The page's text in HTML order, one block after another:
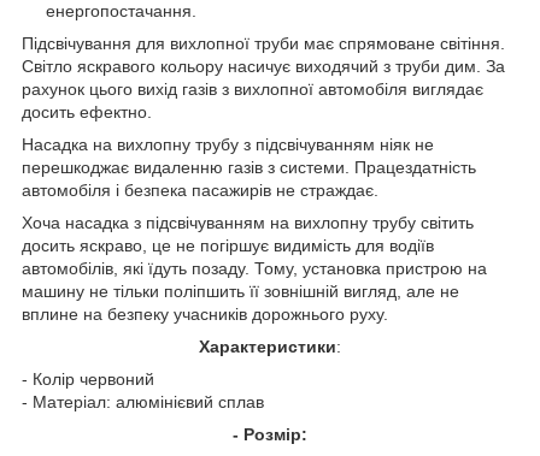
енергопостачання.
Підсвічування для вихлопної труби має спрямоване світіння.
Світло яскравого кольору насичує виходячий з труби дим. За
рахунок цього вихід газів з вихлопної автомобіля виглядає
досить ефектно.
Насадка на вихлопну трубу з підсвічуванням ніяк не
перешкоджає видаленню газів з системи. Працездатність
автомобіля і безпека пасажирів не страждає.
Хоча насадка з підсвічуванням на вихлопну трубу світить
досить яскраво, це не погіршує видимість для водіїв
автомобілів, які їдуть позаду. Тому, установка пристрою на
машину не тільки поліпшить її зовнішній вигляд, але не
вплине на безпеку учасників дорожнього руху.
Характеристики:
- Колір червоний
- Матеріал: алюмінієвий сплав
- Розмір: